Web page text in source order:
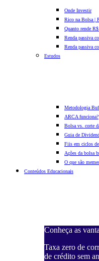
Onde Investir
Rico na Bolsa |
Quanto rende
Renda passiva
Renda passiva
Estudos
Metodologia
ARCA funciona?
Bolsa vs. corte
Guia de
Fiis em ciclos
Ações da bolsa
O que são
Conteúdos Educacionais
Conheça as
Taxa zero de
de crédito sem